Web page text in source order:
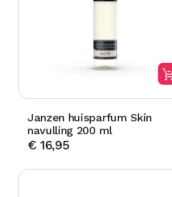
Janzen huisparfum Skin
navulling 200 ml
€16,95